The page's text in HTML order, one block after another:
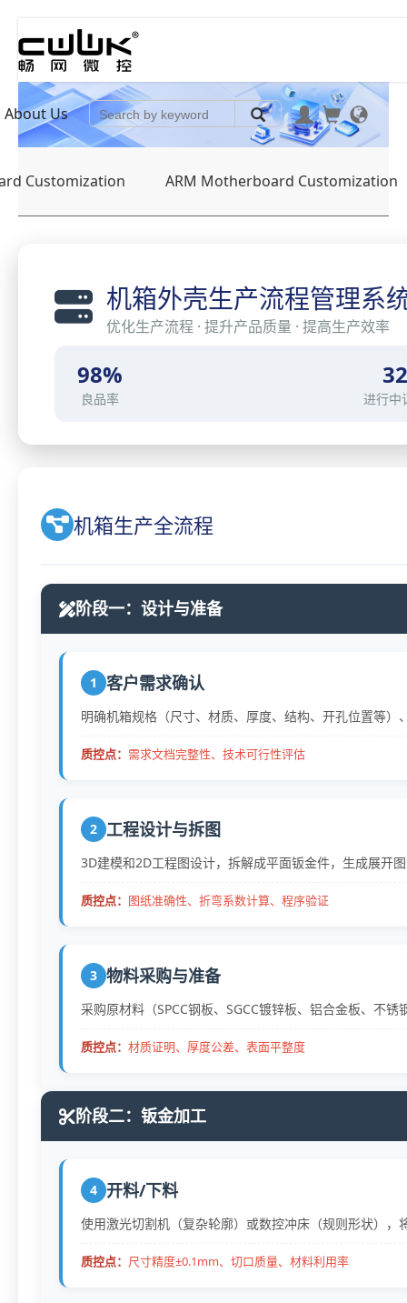
About Us
Customization ARM Motherboard Customization
机箱外壳生产流程管理系
优化生产流程 · 提升产品质量 · 提高生产效率
98%
良品率
32
进行中
机箱生产全流程
阶段一：设计与准备
1 客户需求确认
明确机箱规格（尺寸、材质、厚度、结构、开孔位置等
质控点： 需求文档完整性、技术可行性评估
2 工程设计与拆图
3D建模和2D工程图设计，拆解成平面钣金件，生成展开
质控点： 图纸准确性、折弯系数计算、程序验证
3 物料采购与准备
采购原材料（SPCC钢板、SGCC镀锌板、铝合金板、不
质控点： 材质证明、厚度公差、表面平整度
阶段二：钣金加工
4 开料/下料
使用激光切割机（复杂轮廓）或数控冲床（规则形状），
质控点： 尺寸精度±0.1mm、切口质量、材料利用率